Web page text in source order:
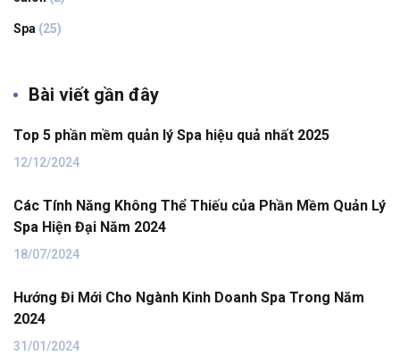
Spa (25)
Bài viết gần đây
Top 5 phần mềm quản lý Spa hiệu quả nhất 2025
12/12/2024
Các Tính Năng Không Thể Thiếu của Phần Mềm Quản Lý
Spa Hiện Đại Năm 2024
18/07/2024
Hướng Đi Mới Cho Ngành Kinh Doanh Spa Trong Năm
2024
31/01/2024